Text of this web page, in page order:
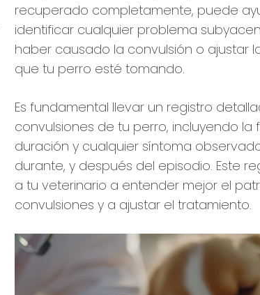
recuperado completamente, puede
identificar cualquier problema
haber causado la convulsión o ajustar
que tu perro esté tomando.
Es fundamental llevar un registro
convulsiones de tu perro, incluyendo la
duración y cualquier síntoma
durante, y después del episodio. Este
a tu veterinario a entender mejor el
convulsiones y a ajustar el tratamiento.